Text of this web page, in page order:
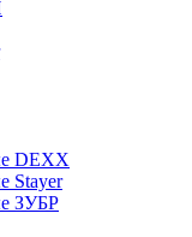
DEXX
Stayer
ЗУБР